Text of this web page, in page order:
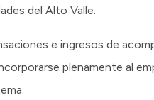
del Alto Valle.
e ingresos de
plenamente al